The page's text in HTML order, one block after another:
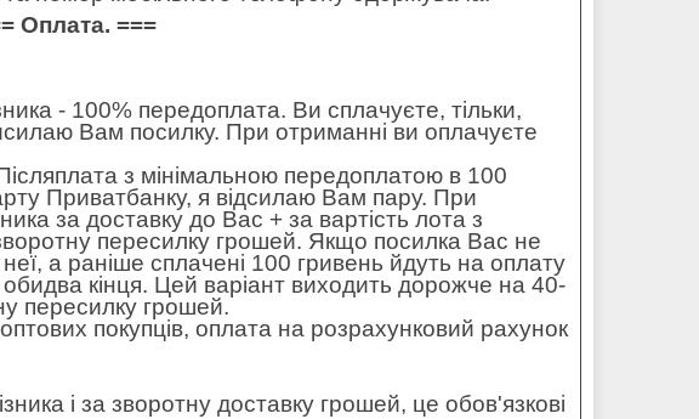
Оплата. ===
- 100% передоплата. Ви сплачуєте, тільки,
Вам посилку. При отриманні ви оплачуєте
з мінімальною передоплатою в 100
Приватбанку, я відсилаю Вам пару. При
за доставку до Вас + за вартість лота з
пересилку грошей. Якщо посилка Вас не
а раніше сплачені 100 гривень йдуть на оплату
кінця. Цей варіант виходить дорожче на 40-
пересилку грошей.
покупців, оплата на розрахунковий рахунок
і за зворотну доставку грошей, це обов'язкові